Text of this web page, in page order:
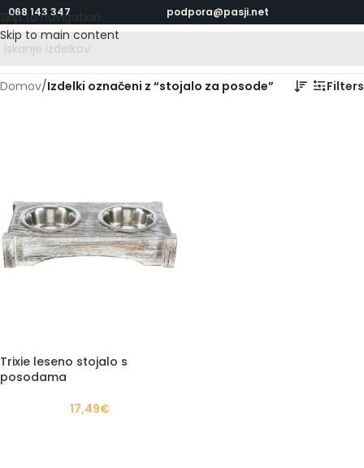
Skip to navigation
Skip to main content
068 143 347 podpora@pasji.net
Domov/Izdelki označeni z “stojalo za posode” Filters
Trixie leseno stojalo s
posodama
17,49€